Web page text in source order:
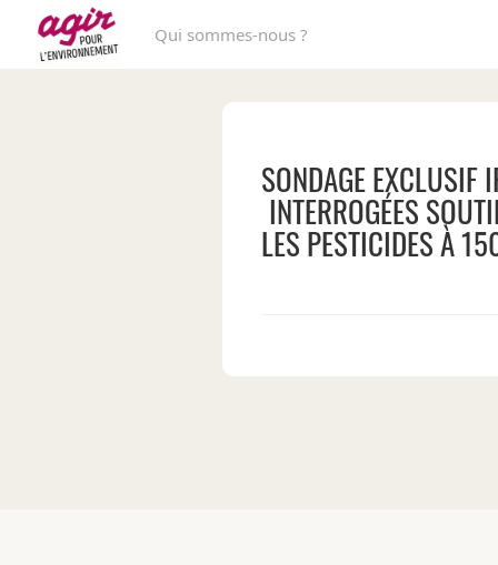
Qui sommes-nous ?
SONDAGE
INTERROGÉES
LES PESTICIDES À